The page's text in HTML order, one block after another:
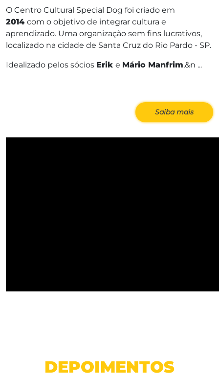
O Centro Cultural Special Dog foi criado em
2014 com o objetivo de integrar cultura e
aprendizado. Uma organização sem fins lucrativos,
localizado na cidade de Santa Cruz do Rio Pardo - SP.
Idealizado pelos sócios Erik e Mário Manfrim,&n ...
Saiba mais
DEPOIMENTOS